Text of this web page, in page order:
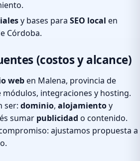
y bases para SEO local en
Córdoba.
(costos y alcance)
weben Malena, provincia de
módulos, integraciones y hosting.
ser: dominio, alojamientoy
sumar publicidad o contenido.
ajustamos propuesta a